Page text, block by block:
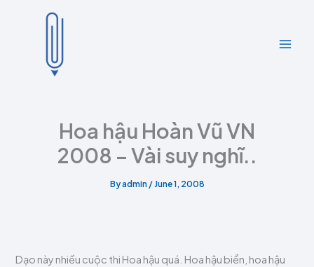
Hoa hậu Hoàn Vũ VN
2008 – Vài suy nghĩ..
Byadmin / June 1, 2008
Dạo này nhiều cuộc thi Hoa hậu quá. Hoa hậu biển, hoa hậu